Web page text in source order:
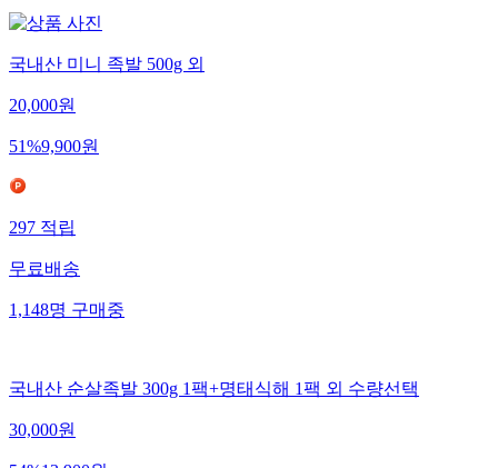
국내산 미니 족발 500g 외
20,000원
51%9,900원
297적립
무료배송
1,148명구매중
국내산 순살족발 300g 1팩+명태식해 1팩 외 수량선택
30,000원